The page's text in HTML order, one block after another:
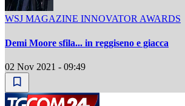
WSJ MAGAZINE INNOVATOR AWARDS
Demi Moore sfila... in reggiseno e giacca
02 Nov 2021 - 09:49